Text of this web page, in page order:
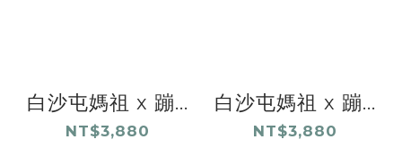
白沙屯媽祖 x 蹦...
NT$3,880
白沙屯媽祖 x 蹦...
NT$3,880